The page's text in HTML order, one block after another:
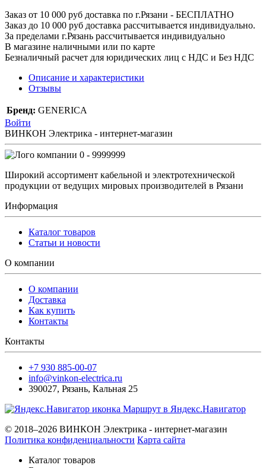
Заказ от 10 000 руб доставка по г.Рязани - БЕСПЛАТНО
Заказ до 10 000 руб доставка рассчитывается индивидуально.
За пределами г.Рязань рассчитывается индивидуально
В магазине наличными или по карте
Безналичный расчет для юридических лиц с НДС и Без НДС
Описание и характеристики
Отзывы
Бренд: GENERICA
Войти
ВИНКОН Электрика - интернет-магазин
0 - 9999999
Широкий ассортимент кабельной и электротехнической
продукции от ведущих мировых производителей в Рязани
Информация
Каталог товаров
Статьи и новости
О компании
О компании
Доставка
Как купить
Контакты
Контакты
+7 930 885-00-07
info@vinkon-electrica.ru
390027, Рязань, Кальная 25
Маршрут в Яндекс.Навигатор
© 2018–2026 ВИНКОН Электрика - интернет-магазин
Политика конфиденциальности Карта сайта
Каталог товаров